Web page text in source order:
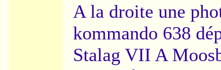
A la droite une
kommando 638
Stalag VII A